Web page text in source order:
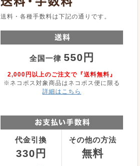
送料・各種手数料は下記の通りです。
全国一律 550円
2,000円以上のご注文で『送料無料』
※ネコポス対象商品はネコポス便に限る
詳細はこちら
代金引換
330円
その他の方法
無料